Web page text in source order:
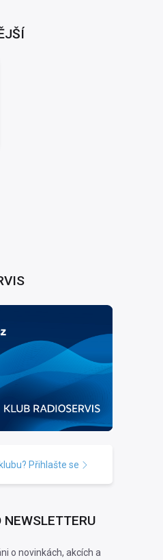
Přihlašte se
NEWSLETTERU
o novinkách, akcích a